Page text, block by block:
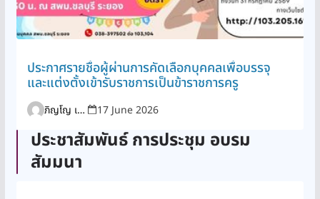
ประกาศรายชื่อผู้ผ่านการคัดเลือกบุคคลเพื่อบรรจุ
และแต่งตั้งเข้ารับราชการเป็นข้าราชการครู
ภิญโญ เพิ่มพูล 17 June 2026
ประชาสัมพันธ์ การประชุม อบรม
สัมมนา